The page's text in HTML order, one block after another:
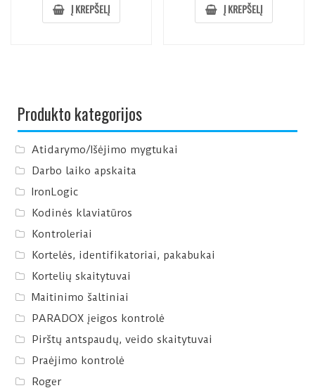
Į KREPŠELĮ Į KREPŠELĮ
Produkto kategorijos
Atidarymo/Išėjimo mygtukai
Darbo laiko apskaita
IronLogic
Kodinės klaviatūros
Kontroleriai
Kortelės, identifikatoriai, pakabukai
Kortelių skaitytuvai
Maitinimo šaltiniai
PARADOX įeigos kontrolė
Pirštų antspaudų, veido skaitytuvai
Praėjimo kontrolė
Roger